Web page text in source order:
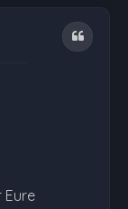
Zitat
Eure